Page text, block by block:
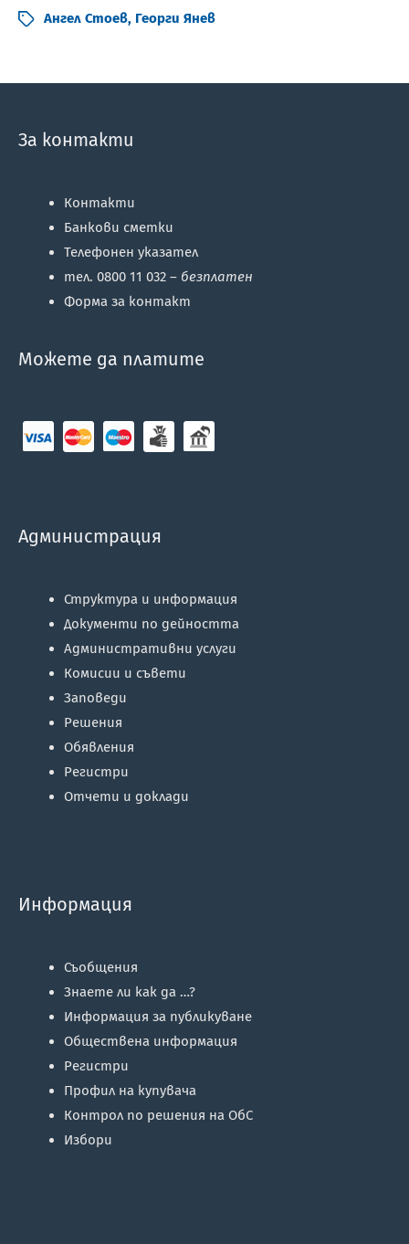
Ангел Стоев, Георги Янев
За контакти
Контакти
Банкови сметки
Телефонен указател
тел. 0800 11 032 – безплатен
Форма за контакт
Можете да платите
Администрация
Структура и информация
Документи по дейността
Административни услуги
Комисии и съвети
Заповеди
Решения
Обявления
Регистри
Отчети и доклади
Информация
Съобщения
Знаете ли как да …?
Информация за публикуване
Обществена информация
Регистри
Профил на купувача
Контрол по решения на ОбС
Избори